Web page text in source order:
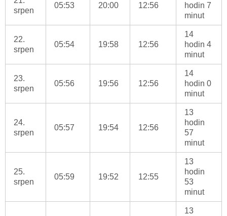
srpen
05:53 20:00 12:56
hodin 7
minut
22.
srpen
05:54 19:58 12:56
14
hodin 4
minut
23.
srpen
05:56 19:56 12:56
14
hodin 0
minut
24.
srpen
05:57 19:54 12:56
13
hodin
57
minut
25.
srpen
05:59 19:52 12:55
13
hodin
53
minut
13